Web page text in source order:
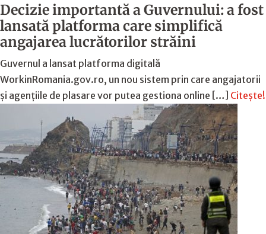
Decizie importantă a Guvernului: a fost
lansată platforma care simplifică
angajarea lucrătorilor străini
Guvernul a lansat platforma digitală
WorkinRomania.gov.ro, un nou sistem prin care angajatorii
și agențiile de plasare vor putea gestiona online […] Citește!